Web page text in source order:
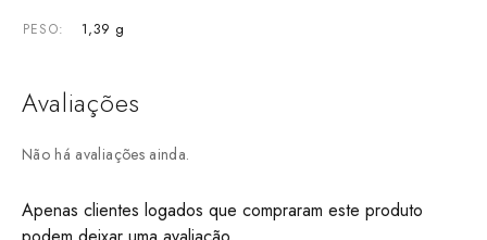
PESO 1,39 g
Avaliações
Não há avaliações ainda.
Apenas clientes logados que compraram este produto